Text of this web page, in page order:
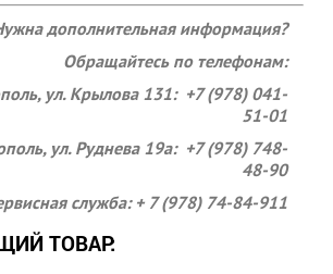
дополнительная информация?
Обращайтесь по телефонам:
ул. Крылова 131: +7 (978) 041-
51-01
ул. Руднева 19а: +7 (978) 748-
48-90
служба: + 7 (978) 74-84-911
ТОВАР: